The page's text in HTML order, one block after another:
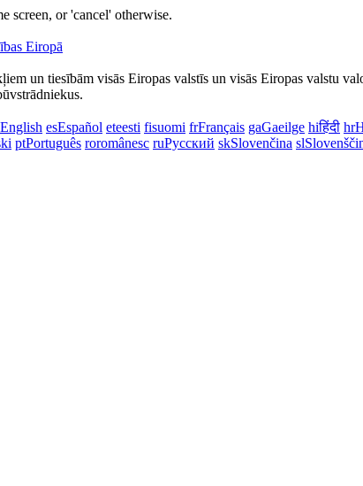
screen, or 'cancel' otherwise.
un tiesībām visās Eiropas valstīs un visās Eiropas valstu
English esEspañol eteesti fisuomi frFrançais gaGaeilge hiहिंदी hr
ptPortuguês roromânesc ruРусский skSlovenčina sl